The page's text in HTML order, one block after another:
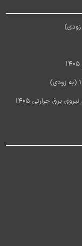
آخرین اخبار استخدام شرکت مادر تخصصی تولید نیروی برق حرارتی 1405